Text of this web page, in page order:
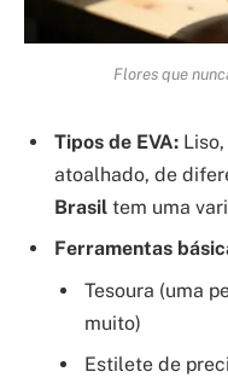
Flores que
Tipos de EVA:
atoalhado, de
Brasil tem uma
Ferramentas
Tesoura (uma
muito)
Estilete de